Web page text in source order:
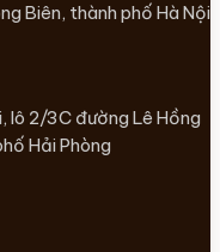
Biên, thành phố Hà Nội
lô 2/3C đường Lê Hồng
Hải Phòng